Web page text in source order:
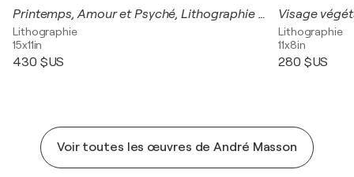
Printemps, Amour et Psyché, Lithographie originale signée
Lithographie
15x11in
430 $US
Visage
Lithographie
11x8in
280 $US
Voir toutes les œuvres de André Masson